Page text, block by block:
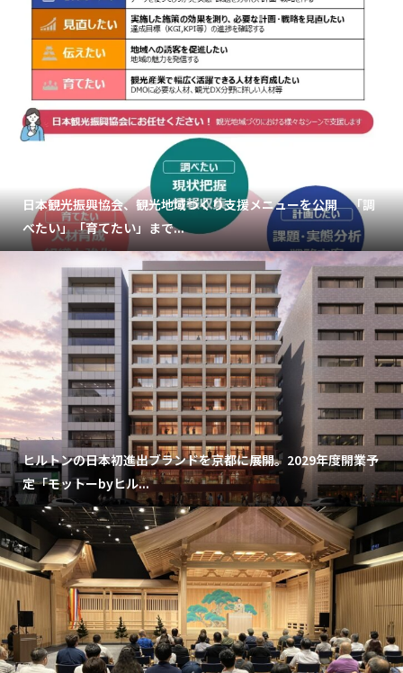
日本観光振興協会、観光地域づくり支援メニューを公開 「調
べたい」「育てたい」まで...
ヒルトンの日本初進出ブランドを京都に展開。2029年度開業予
定「モットーbyヒル...